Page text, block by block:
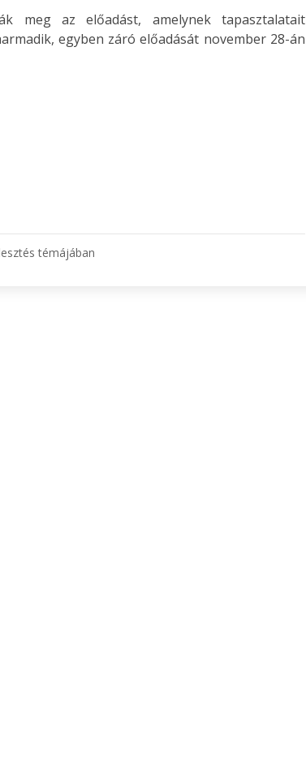
meg az előadást, amelynek tapasztalatait
egyben záró előadását november 28-án
témájában